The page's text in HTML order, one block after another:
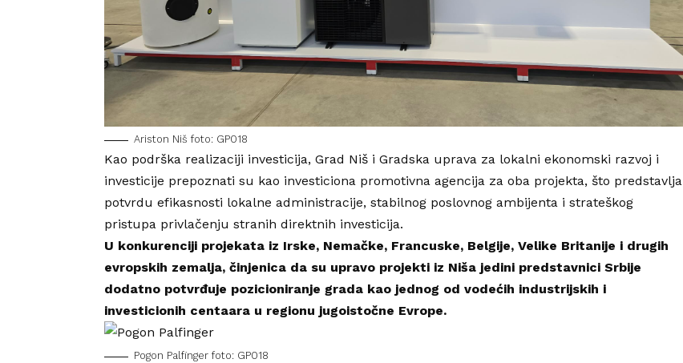
Ariston Niš foto: GP018
Kao podrška realizaciji investicija, Grad Niš i Gradska uprava za lokalni ekonomski razvoj i
investicije prepoznati su kao investiciona promotivna agencija za oba projekta, što predstavlja
potvrdu efikasnosti lokalne administracije, stabilnog poslovnog ambijenta i strateškog
pristupa privlačenju stranih direktnih investicija.
U konkurenciji projekata iz Irske, Nemačke, Francuske, Belgije, Velike Britanije i drugih
evropskih zemalja, činjenica da su upravo projekti iz Niša jedini predstavnici Srbije
dodatno potvrđuje pozicioniranje grada kao jednog od vodećih industrijskih i
investicionih centaara u regionu jugoistočne Evrope.
Pogon Palfinger foto: GP018